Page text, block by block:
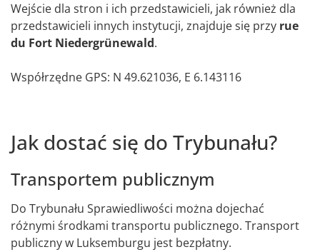
Wejście dla stron i ich przedstawicieli, jak również dla
przedstawicieli innych instytucji, znajduje się przy rue
du Fort Niedergrünewald.
Współrzędne GPS: N 49.621036, E 6.143116
Jak dostać się do Trybunału?
Transportem publicznym
Do Trybunału Sprawiedliwości można dojechać
różnymi środkami transportu publicznego. Transport
publiczny w Luksemburgu jest bezpłatny.